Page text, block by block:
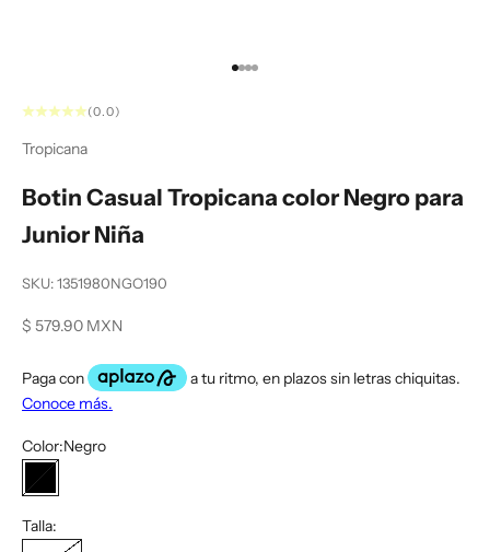
Ir al artículo 1
Ir al artículo 2
Ir al artículo 3
Ir al artículo 4
(0.0)
Tropicana
Botin Casual Tropicana color Negro para
Junior Niña
SKU: 1351980NGO190
Precio de oferta
$ 579.90 MXN
Color:Negro
Negro
Talla: